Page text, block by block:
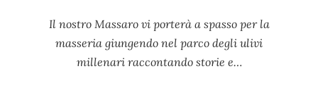
Il nostro Massaro vi porterà a spasso per la
masseria giungendo nel parco degli ulivi
millenari raccontando storie e…